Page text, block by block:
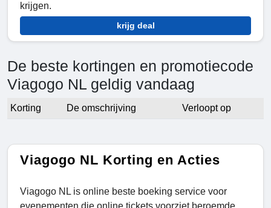
krijgen.
krijg deal
De beste kortingen en promotiecode
Viagogo NL geldig vandaag
Korting De omschrijving Verloopt op
Viagogo NL Korting en Acties
Viagogo NL is online beste boeking service voor